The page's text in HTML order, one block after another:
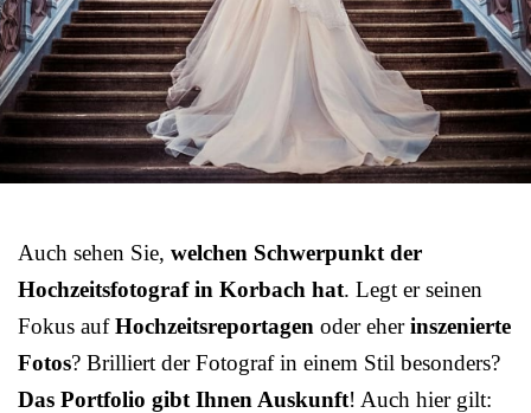
Auch sehen Sie, welchen Schwerpunkt der
Hochzeitsfotograf in Korbach hat. Legt er seinen
Fokus aufHochzeitsreportagen oder eherinszenierte
Fotos? Brilliert der Fotograf in einem Stil besonders?
Das Portfolio gibt Ihnen Auskunft! Auch hier gilt: